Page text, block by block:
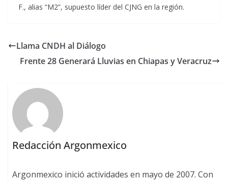
F., alias “M2”, supuesto líder del CJNG en la región.
Llama CNDH al Diálogo
Frente 28 Generará Lluvias en Chiapas y Veracruz
Redacción Argonmexico
Argonmexico inició actividades en mayo de 2007. Con